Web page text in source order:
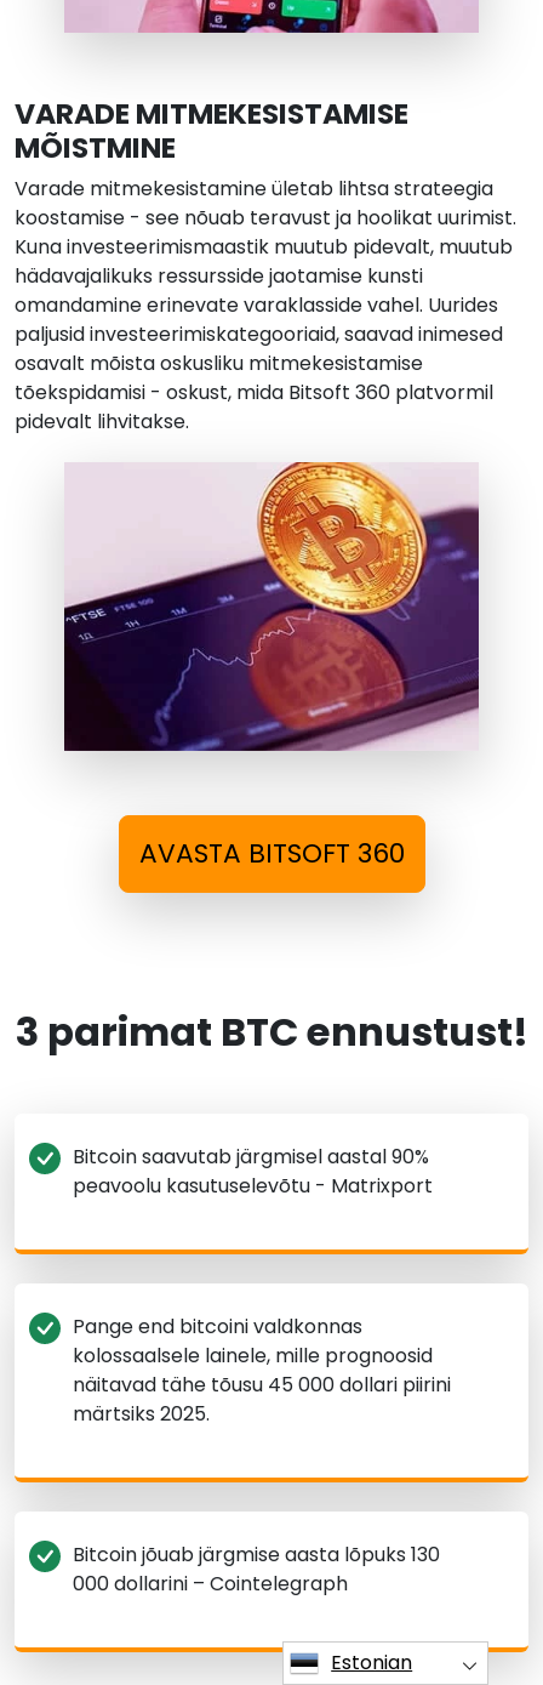
VARADE MITMEKESISTAMISE
MÕISTMINE
Varade mitmekesistamine ületab lihtsa strateegia
koostamise - see nõuab teravust ja hoolikat uurimist.
Kuna investeerimismaastik muutub pidevalt, muutub
hädavajalikuks ressursside jaotamise kunsti
omandamine erinevate varaklasside vahel. Uurides
paljusid investeerimiskategooriaid, saavad inimesed
osavalt mõista oskusliku mitmekesistamise
tõekspidamisi - oskust, mida Bitsoft 360 platvormil
pidevalt lihvitakse.
AVASTA BITSOFT 360
3 parimat BTC ennustust!
Bitcoin saavutab järgmisel aastal 90%
peavoolu kasutuselevõtu - Matrixport
Pange end bitcoini valdkonnas
kolossaalsele lainele, mille prognoosid
näitavad tähe tõusu 45 000 dollari piirini
märtsiks 2025.
Bitcoin jõuab järgmise aasta lõpuks 130
000 dollarini – Cointelegraph
Estonian